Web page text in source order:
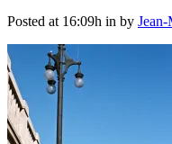
Posted at 16:09h in by